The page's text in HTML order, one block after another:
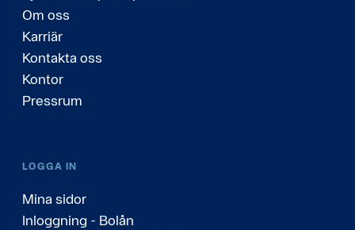
Om oss
Karriär
Kontakta oss
Kontor
Pressrum
LOGGA IN
Mina sidor
Inloggning - Bolån